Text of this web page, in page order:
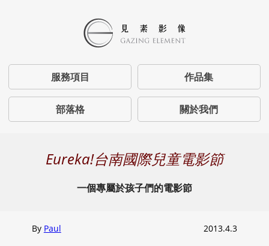
服務項目 作品集
部落格 關於我們
Eureka!台南國際兒童電影節
一個專屬於孩子們的電影節
By Paul 2013.4.3